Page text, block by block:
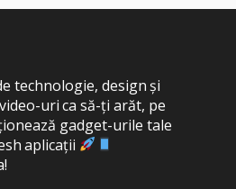
technologie, design și
uri ca să-ți arăt, pe
gadget-urile tale
aplicații